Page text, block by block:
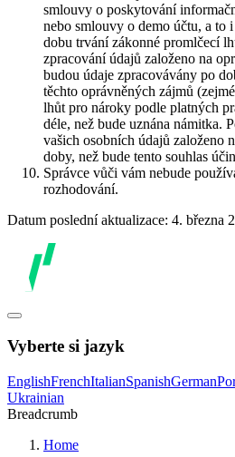
smlouvy o poskytování
nebo smlouvy o demo účtu, a to
dobu trvání zákonné promlčecí
zpracování údajů založeno na
budou údaje zpracovávány po
těchto oprávněných zájmů
lhůt pro nároky podle platných
déle, než bude uznána námitka.
vašich osobních údajů založeno
doby, než bude tento souhlas
Správce vůči vám nebude
rozhodování.
Datum poslední aktualizace: 4. března
Vyberte si jazyk
EnglishFrenchItalianSpanishGerman
Ukrainian
Breadcrumb
Home